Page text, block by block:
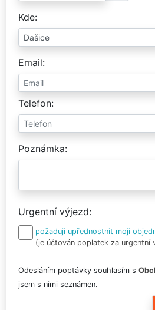
Kde
Email
Telefon
Poznámka
Urgentní výjezd
požaduji upřednostnit moji
(je účtován poplatek za urgentní
Odesláním poptávky souhlasím s
jsem s nimi seznámen.